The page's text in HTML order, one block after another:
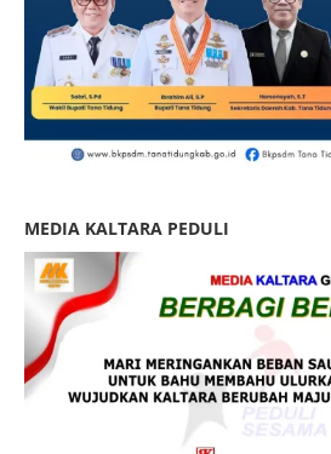
MEDIA KALTARA PEDULI